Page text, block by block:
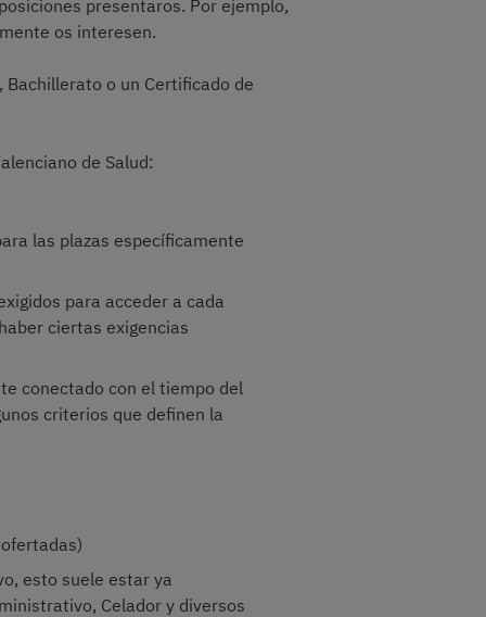
presentaros. Por ejemplo,
os interesen.
o un Certificado de
de Salud:
las plazas específicamente
para acceder a cada
ciertas exigencias
conectado con el tiempo del
criterios que definen la
esto suele estar ya
Celador y diversos